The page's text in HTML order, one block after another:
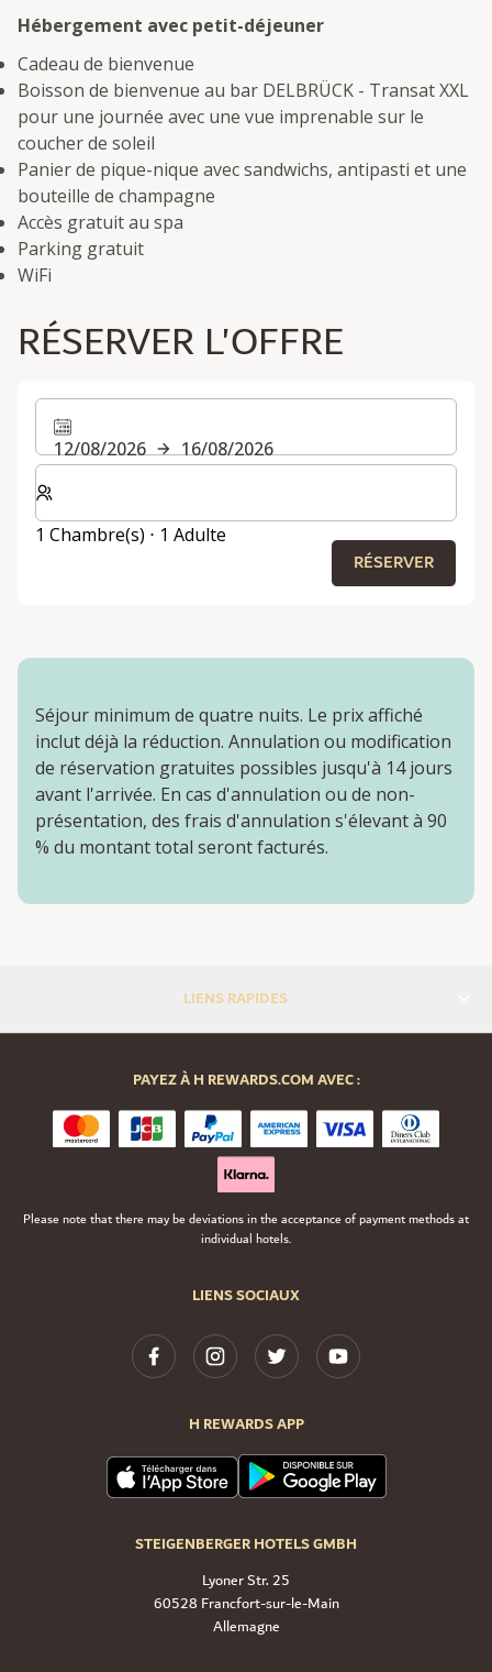
Hébergement avec petit-déjeuner
Cadeau de bienvenue
Boisson de bienvenue au bar DELBRÜCK - Transat XXL
pour une journée avec une vue imprenable sur le
coucher de soleil
Panier de pique-nique avec sandwichs, antipasti et une
bouteille de champagne
Accès gratuit au spa
Parking gratuit
WiFi
RÉSERVER L'OFFRE
12/08/2026
16/08/2026
Sélectionnez le nombre de chambres et d'invités pour
1 Chambre(s) ⋅ 1 Adulte
RÉSERVER
Séjour minimum de quatre nuits. Le prix affiché
inclut déjà la réduction. Annulation ou modification
de réservation gratuites possibles jusqu'à 14 jours
avant l'arrivée. En cas d'annulation ou de non-
présentation, des frais d'annulation s'élevant à 90
% du montant total seront facturés.
LIENS RAPIDES
LIENS SOCIAUX
H REWARDS APP
STEIGENBERGER HOTELS GMBH
Lyoner Str. 25
60528 Francfort-sur-le-Main
Allemagne
PAYEZ À H REWARDS.COM AVEC :
Please note that there may be deviations in the acceptance of payment methods at
individual hotels.